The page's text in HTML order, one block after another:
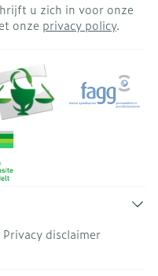
u zich in voor onze
onze privacy policy.
Privacy disclaimer